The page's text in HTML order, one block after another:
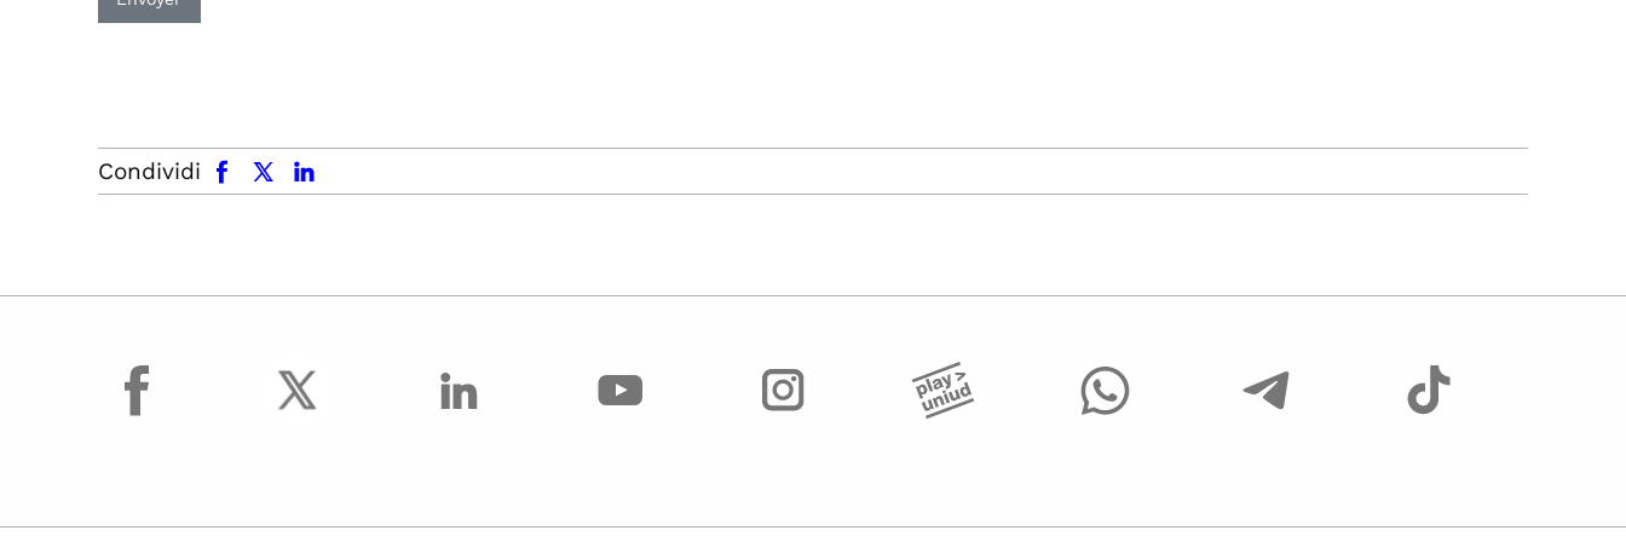
Condividi
facebook x.com linkedin
facebook